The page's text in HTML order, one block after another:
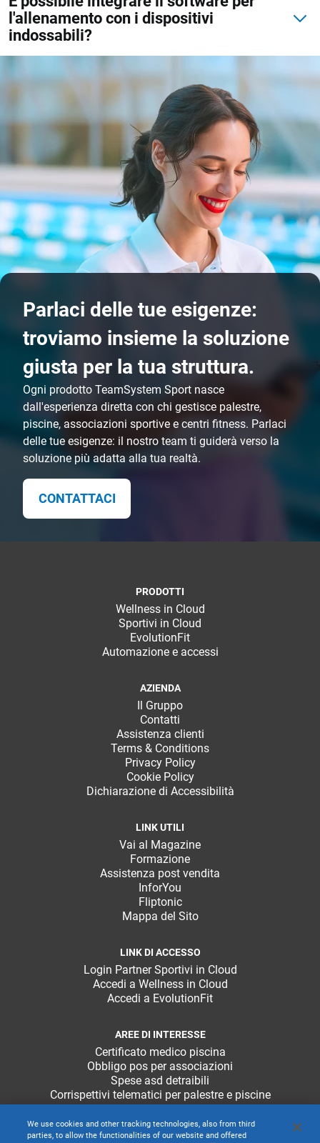
l'allenamento con i dispositivi
indossabili?
Parlaci delle tue esigenze:
troviamo insieme la soluzione
giusta per la tua struttura.
Ogni prodotto TeamSystem Sport nasce
dall'esperienza diretta con chi gestisce palestre,
piscine, associazioni sportive e centri fitness. Parlaci
delle tue esigenze: il nostro team ti guiderà verso la
soluzione più adatta alla tua realtà.
CONTATTACI
PRODOTTI
Wellness in Cloud
Sportivi in Cloud
EvolutionFit
Automazione e accessi
AZIENDA
Il Gruppo
Contatti
Assistenza clienti
Terms & Conditions
Privacy Policy
Cookie Policy
Dichiarazione di Accessibilità
LINK UTILI
Vai al Magazine
Formazione
Assistenza post vendita
InforYou
Fliptonic
Mappa del Sito
LINK DI ACCESSO
Login Partner Sportivi in Cloud
Accedi a Wellness in Cloud
Accedi a EvolutionFit
AREE DI INTERESSE
Certificato medico piscina
Obbligo pos per associazioni
Spese asd detraibili
Corrispettivi telematici per palestre e piscine
We use cookies and other tracking technologies, also from third
parties, to allow the functionalities of our website and offered